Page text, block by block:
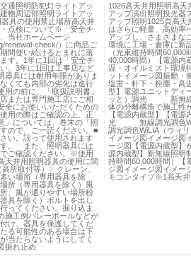
通照明防犯灯ライトアッ
物周辺部照明ライトアッ
具の使用禁止場所高天井
点検について※「安全チ
当社ホームページ
renewal-check/）に商品ご
間使い続けるとまれに落
す。1年に1回は「安全チ
。3年に1回は工事店など
器具には耐用年限がありま
くても内部の劣化は進行
の前に、「取扱説明書」
または専門施工店にご相
全にお使いいただくための
用の際はご確認の上、正
」については、巻末の「照
ので、ご一読ください。■
い。誤って使用されます
す。 また、照明器具には
ご確認ください。※使用
天井用照明器具の使用に関
所取付等）〉クレーン、
い場所（専用器具を除
所（専用器具を除く）風
、風が通りやすい場所粉
具を除く）ボルトを出し
ってください。掘り込ま
施工例バレーボールなどが
け、器具を保護してくだ
る可能性のある場合は下
当たらないようにしてく
振れ止め
1026高天井用照明高天
アップ演出照明投光器
アップ照明1025頁高
はさらに軽量、高効率
アップし、さまざまな
環境に工場・倉庫に新
（光束維持時間
40,000時間）【電源内
温・オイルミスト環境
ットイメージ図振動・
塩害・軒下・粉塵・高
型】電源ユニットディ
ッと）調光 新無線照
体の分離構造で施工性
【電源内蔵型】【電源
光 無線調光調色
調光調色WiLIA（ウィ
イメージ図イメージ図
ージ図【電源内蔵型
源内蔵型】新無線照明
持時間60,000時間）【
ジ図イメージ図イメー
モコンタイプ※1高天